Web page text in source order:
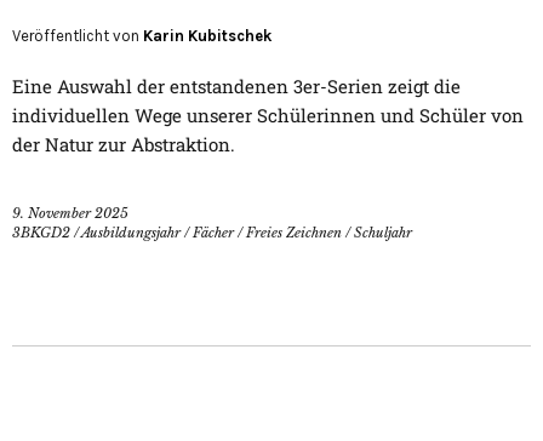
Veröffentlicht von Karin Kubitschek
Eine Auswahl der entstandenen 3er-Serien zeigt die
individuellen Wege unserer Schülerinnen und Schüler von
der Natur zur Abstraktion.
9. November 2025
3BKGD2 /Ausbildungsjahr/Fächer/Freies Zeichnen /Schuljahr